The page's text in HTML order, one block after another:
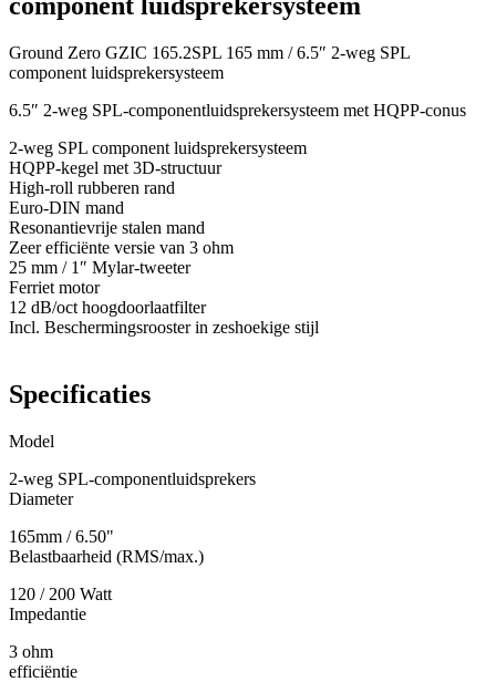
Ground Zero GZIC 165.2SPL 165 mm / 6.5″ 2-weg SPL
component luidsprekersysteem
6.5″ 2-weg SPL-componentluidsprekersysteem met HQPP-conus
2-weg SPL component luidsprekersysteem
HQPP-kegel met 3D-structuur
High-roll rubberen rand
Euro-DIN mand
Resonantievrije stalen mand
Zeer efficiënte versie van 3 ohm
25 mm / 1″ Mylar-tweeter
Ferriet motor
12 dB/oct hoogdoorlaatfilter
Incl. Beschermingsrooster in zeshoekige stijl
Specificaties
Model
2-weg SPL-componentluidsprekers
Diameter
165mm / 6.50"
Belastbaarheid (RMS/max.)
120 / 200 Watt
Impedantie
3 ohm
efficiëntie